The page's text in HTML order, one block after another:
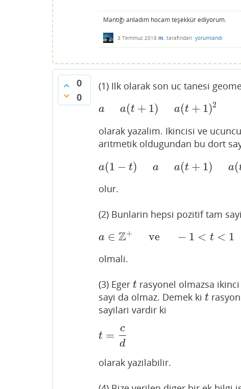
Mantığı anladım hocam teşekkür ediyorum.
3 Temmuz 2018 m. tarafından yorumlandı
0
0
(1) Ilk olarak son uc tanesi
a a(t + 1) a(t + 1)2
a a(t+1) a(t+1 )2
olarak yazalim. Ikincisi ve
aritmetik oldugundan bu dort
a(1 − t) a a(t + 1) a(
a(1 a(t +1 ) +1)
olur.
(2) Bunlarin hepsi pozitif tam
a ∈ Z+ ve − 1 < t < 1
a∈ ve − 1< t<1
olmali.
(3) Eger t
t rasyonel olmazsa
sayi da olmaz. Demek ki t
t
sayilari vardir ki
t =
c
d
t=c d
olarak yazilabilir.